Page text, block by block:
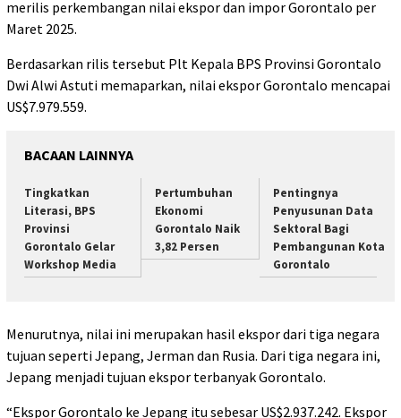
merilis perkembangan nilai ekspor dan impor Gorontalo per
Maret 2025.
Berdasarkan rilis tersebut Plt Kepala BPS Provinsi Gorontalo
Dwi Alwi Astuti memaparkan, nilai ekspor Gorontalo mencapai
US$7.979.559.
BACAAN LAINNYA
Tingkatkan
Literasi, BPS
Provinsi
Gorontalo Gelar
Workshop Media
Pertumbuhan
Ekonomi
Gorontalo Naik
3,82 Persen
Pentingnya
Penyusunan Data
Sektoral Bagi
Pembangunan Kota
Gorontalo
Menurutnya, nilai ini merupakan hasil ekspor dari tiga negara
tujuan seperti Jepang, Jerman dan Rusia. Dari tiga negara ini,
Jepang menjadi tujuan ekspor terbanyak Gorontalo.
“Ekspor Gorontalo ke Jepang itu sebesar US$2.937.242. Ekspor